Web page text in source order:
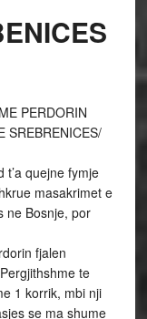
PERDORIN
SREBRENICES/
t’a quejne fymje
masakrimet e
ne Bosnje, por
fjalen
te
1 korrik, mbi nji
se ma shume